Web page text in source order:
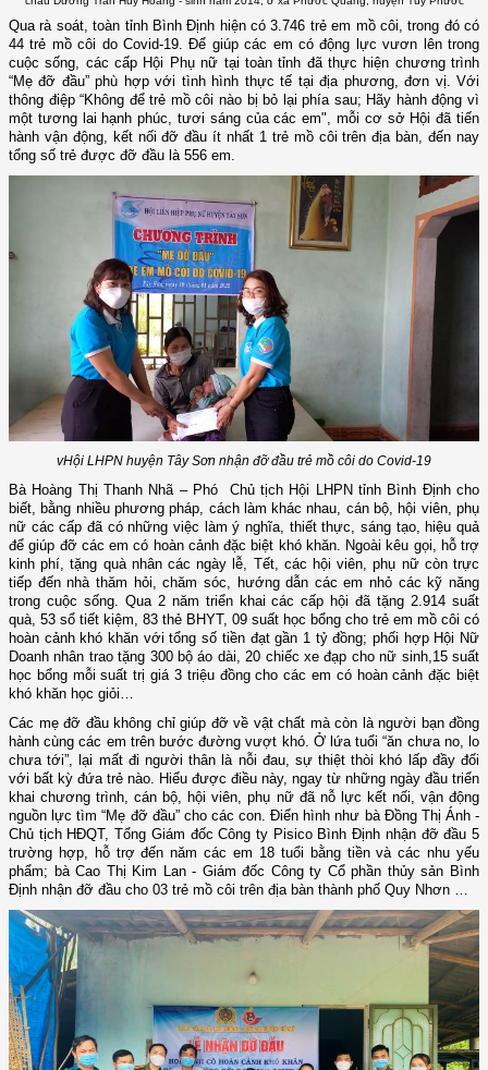
Qua rà soát, toàn tỉnh Bình Định hiện có 3.746 trẻ em mồ côi, trong đó có
44 trẻ mồ côi do Covid-19. Để giúp các em có động lực vươn lên trong
cuộc sống, các cấp Hội Phụ nữ tại toàn tỉnh đã thực hiện chương trình
“Mẹ đỡ đầu” phù hợp với tình hình thực tế tại địa phương, đơn vị. Với
thông điệp “Không để trẻ mồ côi nào bị bỏ lại phía sau; Hãy hành động vì
một tương lai hạnh phúc, tươi sáng của các em", mỗi cơ sở Hội đã tiến
hành vận động, kết nối đỡ đầu ít nhất 1 trẻ mồ côi trên địa bàn, đến nay
tổng số trẻ được đỡ đầu là 556 em.
vHội LHPN huyện Tây Sơn nhận đỡ đầu trẻ mồ côi do Covid-19
Bà Hoàng Thị Thanh Nhã – Phó Chủ tịch Hội LHPN tỉnh Bình Định cho
biết, bằng nhiều phương pháp, cách làm khác nhau, cán bộ, hội viên, phụ
nữ các cấp đã có những việc làm ý nghĩa, thiết thực, sáng tạo, hiệu quả
để giúp đỡ các em có hoàn cảnh đặc biệt khó khăn. Ngoài kêu gọi, hỗ trợ
kinh phí, tặng quà nhân các ngày lễ, Tết, các hội viên, phụ nữ còn trực
tiếp đến nhà thăm hỏi, chăm sóc, hướng dẫn các em nhỏ các kỹ năng
trong cuộc sống. Qua 2 năm triển khai các cấp hội đãtặng 2.914suất
quà, 53 sổ tiết kiệm, 83 thẻ BHYT, 09 suất học bổng cho trẻ em mồ côi có
hoàn cảnh khó khăn với tổng số tiền đạt gần 1 tỷ đồng; phối hợp Hội Nữ
Doanh nhân traotặng 300 bộ áo dài, 20 chiếc xe đạp cho nữ sinh,15 suất
học bổng mỗi suất trị giá 3 triệu đồng cho các em có hoàn cảnh đặc biệt
khó khăn học giỏi…
Các mẹ đỡ đầu không chỉ giúp đỡ về vật chất mà còn là người bạn đồng
hành cùng các em trên bước đường vượt khó. Ở lứa tuổi “ăn chưa no, lo
chưa tới”, lại mất đi người thân là nỗi đau, sự thiệt thòi khó lấp đầy đối
với bất kỳ đứa trẻ nào. Hiểu được điều này, ngay từ những ngày đầu triển
khai chương trình, cán bộ, hội viên, phụ nữ đã nỗ lực kết nối, vận động
nguồn lực tìm “Mẹ đỡ đầu” cho các con.Điển hình như bà Đồng Thị Ánh -
Chủ tịch HĐQT, Tổng Giám đốc Công ty Pisico Bình Định nhận đỡ đầu 5
trường hợp, hỗ trợ đến năm các em 18 tuổi bằng tiền và các nhu yếu
phẩm; bà Cao Thị Kim Lan - Giám đốc Công ty Cổ phần thủy sản Bình
Định nhận đỡ đầu cho 03 trẻ mồ côi trên địa bàn thành phố Quy Nhơn …